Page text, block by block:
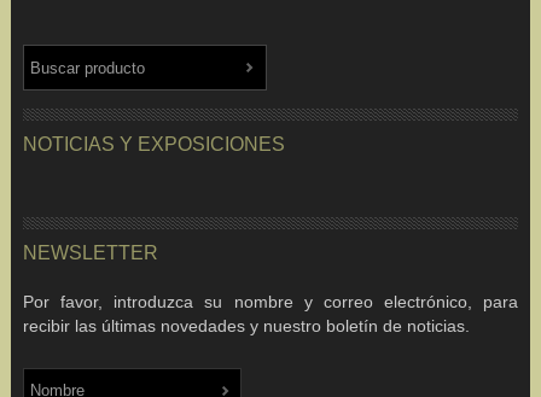
NOTICIAS Y EXPOSICIONES
NEWSLETTER
Por favor, introduzca su nombre y correo electrónico, para
recibir las últimas novedades y nuestro boletín de noticias.